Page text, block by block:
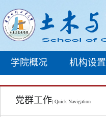
学院概况 机构设置
党群工作| Quick Navigation